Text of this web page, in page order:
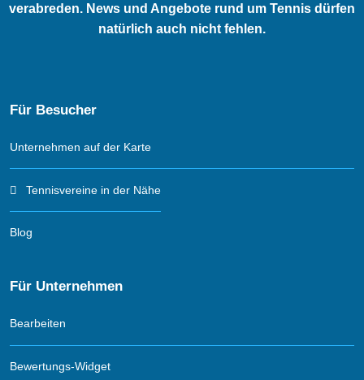
verabreden. News und Angebote rund um Tennis dürfen
natürlich auch nicht fehlen.
Für Besucher
Unternehmen auf der Karte
Tennisvereine in der Nähe
Blog
Für Unternehmen
Bearbeiten
Bewertungs-Widget